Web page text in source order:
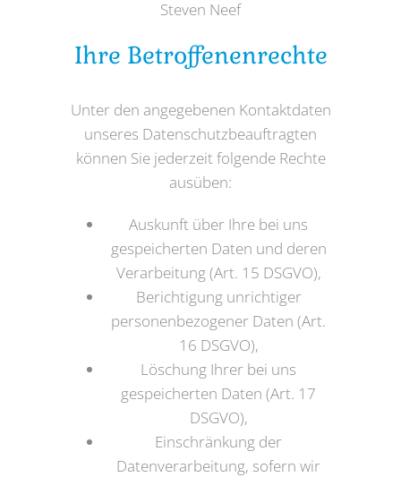
Steven Neef
Ihre Betroffenenrechte
Unter den angegebenen Kontaktdaten
unseres Datenschutzbeauftragten
können Sie jederzeit folgende Rechte
ausüben:
Auskunft über Ihre bei uns
gespeicherten Daten und deren
Verarbeitung (Art. 15 DSGVO),
Berichtigung unrichtiger
personenbezogener Daten (Art.
16 DSGVO),
Löschung Ihrer bei uns
gespeicherten Daten (Art. 17
DSGVO),
Einschränkung der
Datenverarbeitung, sofern wir